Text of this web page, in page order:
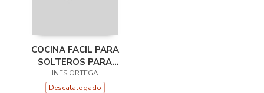
COCINA FACIL PARA
SOLTEROS PARA
DUMMIES
INES ORTEGA
Descatalogado